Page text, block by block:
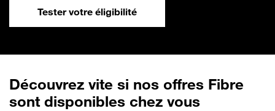
Tester votre éligibilité
Découvrez vite si nos offres Fibre
sont disponibles chez vous